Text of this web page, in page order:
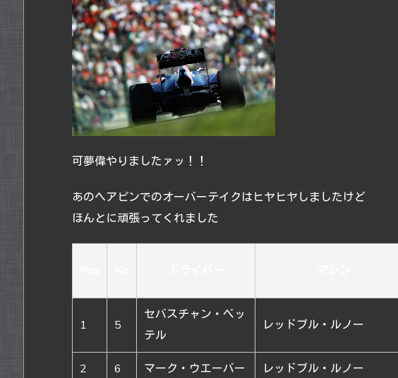
可夢偉やりましたァッ！！
あのヘアピンでのオーバーテイクはヒヤヒヤしましたけど
ほんとに頑張ってくれました
1 5
セバスチャン・ベッ
テル
レッドブル・ルノー
2 6 マーク・ウエーバー レッドブル・ルノー